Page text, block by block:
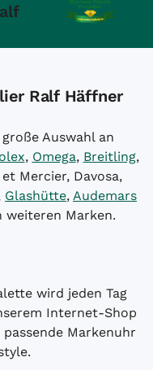
Ralf Häffner
Auswahl an
, Omega, Breitling,
Mercier, Davosa,
Glashütte, Audemars
weiteren Marken.
wird jeden Tag
Internet-Shop
Markenuhr